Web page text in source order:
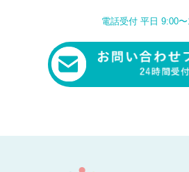
電話受付 平日 9:00